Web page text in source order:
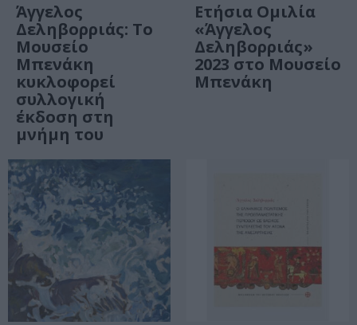
Άγγελος
Δεληβορριάς: Το
Μουσείο
Μπενάκη
κυκλοφορεί
συλλογική
έκδοση στη
μνήμη του
Ετήσια Ομιλία
«Άγγελος
Δεληβορριάς»
2023 στο Μουσείο
Μπενάκη